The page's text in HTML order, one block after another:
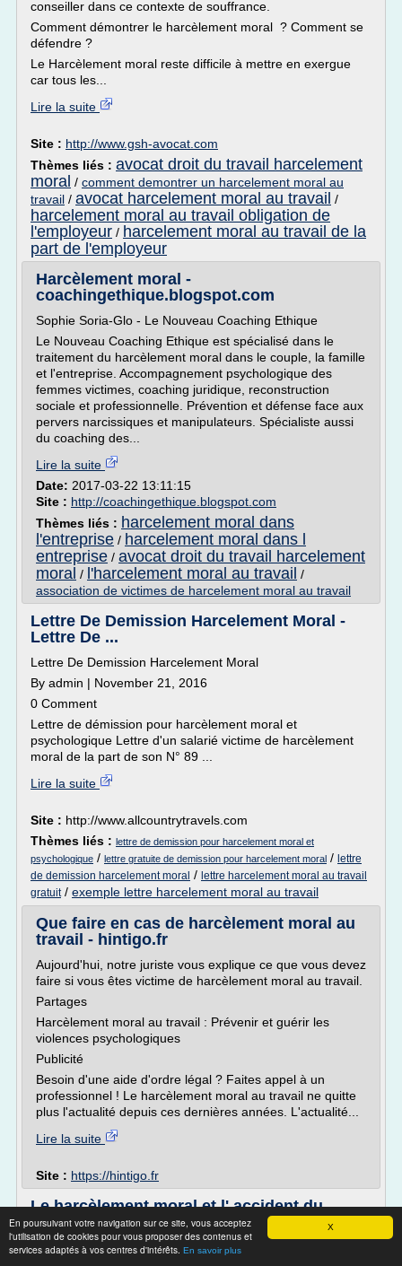
X
En poursuivant votre navigation sur ce site, vous acceptez
l'utilisation de cookies pour vous proposer des contenus et
services adaptés à vos centres d'intérêts. En savoir plus
conseiller dans ce contexte de souffrance.
Comment démontrer le harcèlement moral ? Comment se
défendre ?
Le Harcèlement moral reste difficile à mettre en exergue
car tous les...
Lire la suite
Site : http://www.gsh-avocat.com
Thèmes liés : avocat droit du travail harcelement
moral / comment demontrer un harcelement moral au
travail / avocat harcelement moral au travail /
harcelement moral au travail obligation de
l'employeur / harcelement moral au travail de la
part de l'employeur
Harcèlement moral -
coachingethique.blogspot.com
Sophie Soria-Glo - Le Nouveau Coaching Ethique
Le Nouveau Coaching Ethique est spécialisé dans le
traitement du harcèlement moral dans le couple, la famille
et l'entreprise. Accompagnement psychologique des
femmes victimes, coaching juridique, reconstruction
sociale et professionnelle. Prévention et défense face aux
pervers narcissiques et manipulateurs. Spécialiste aussi
du coaching des...
Lire la suite
Date: 2017-03-22 13:11:15
Site : http://coachingethique.blogspot.com
Thèmes liés : harcelement moral dans
l'entreprise / harcelement moral dans l
entreprise / avocat droit du travail harcelement
moral / l'harcelement moral au travail /
association de victimes de harcelement moral au travail
Lettre De Demission Harcelement Moral -
Lettre De ...
Lettre De Demission Harcelement Moral
By admin | November 21, 2016
0 Comment
Lettre de démission pour harcèlement moral et
psychologique Lettre d'un salarié victime de harcèlement
moral de la part de son N° 89 ...
Lire la suite
Site : http://www.allcountrytravels.com
Thèmes liés : lettre de demission pour harcelement moral et
psychologique / lettre gratuite de demission pour harcelement moral / lettre
de demission harcelement moral / lettre harcelement moral au travail
gratuit/ exemple lettre harcelement moral au travail
Que faire en cas de harcèlement moral au
travail - hintigo.fr
Aujourd'hui, notre juriste vous explique ce que vous devez
faire si vous êtes victime de harcèlement moral au travail.
Partages
Harcèlement moral au travail : Prévenir et guérir les
violences psychologiques
Publicité
Besoin d'une aide d'ordre légal ? Faites appel à un
professionnel ! Le harcèlement moral au travail ne quitte
plus l'actualité depuis ces dernières années. L'actualité...
Lire la suite
Site : https://hintigo.fr
Le harcèlement moral et l' accident du
travail - Portail
Sujet: Le harcèlement moral et l' accident du travail